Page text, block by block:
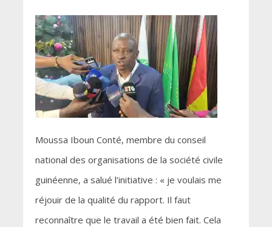
Moussa Iboun Conté, membre du conseil
national des organisations de la société civile
guinéenne, a salué l’initiative : « je voulais me
réjouir de la qualité du rapport. Il faut
reconnaître que le travail a été bien fait. Cela